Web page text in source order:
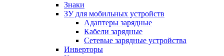
Знаки
ЗУ для мобильных устройств
Адаптеры зарядные
Кабели зарядные
Сетевые зарядные устройства
Инверторы